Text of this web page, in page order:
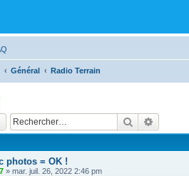
Général Radio Terrain
Rechercher
photos = OK !
» mar. juil. 26, 2022 2:46 pm